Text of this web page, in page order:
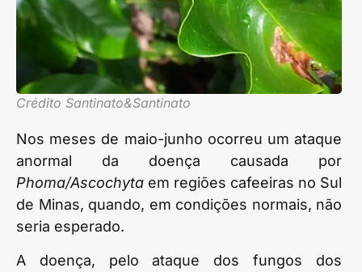
Crédito Santinato&Santinato
Nos meses de maio-junho ocorreu um ataque
anormal da doença causada por
Phoma/Ascochyta em regiões cafeeiras no Sul
de Minas, quando, em condições normais, não
seria esperado.
A doença, pelo ataque dos fungos dos